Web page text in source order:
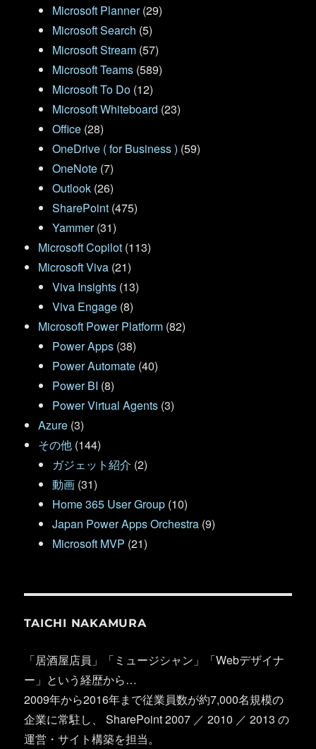
Microsoft Planner(29)
Microsoft Search (5)
Microsoft Stream (57)
Microsoft Teams (589)
Microsoft To Do (12)
Microsoft Whiteboard (23)
Office (28)
OneDrive ( for Business ) (59)
OneNote (7)
Outlook (26)
SharePoint (475)
Yammer(31)
Microsoft Copilot (113)
Microsoft Viva (21)
Viva Insights (13)
Viva Engage (8)
Microsoft Power Platform (82)
Power Apps (38)
Power Automate (40)
Power BI (8)
Power Virtual Agents (3)
Azure (3)
その他 (144)
ガジェット紹介 (2)
動画 (31)
Home 365 User Group (10)
Japan Power Apps Orchestra (9)
Microsoft MVP (21)
TAICHI NAKAMURA
「居酒屋店員」「ミュージシャン」「Webデザイナ
ー」という経歴から…
2009年から2016年まで従業員数が約7,000名規模の
企業に常駐し、 SharePoint 2007 ／ 2010 ／ 2013 の
運営・サイト構築を担当。